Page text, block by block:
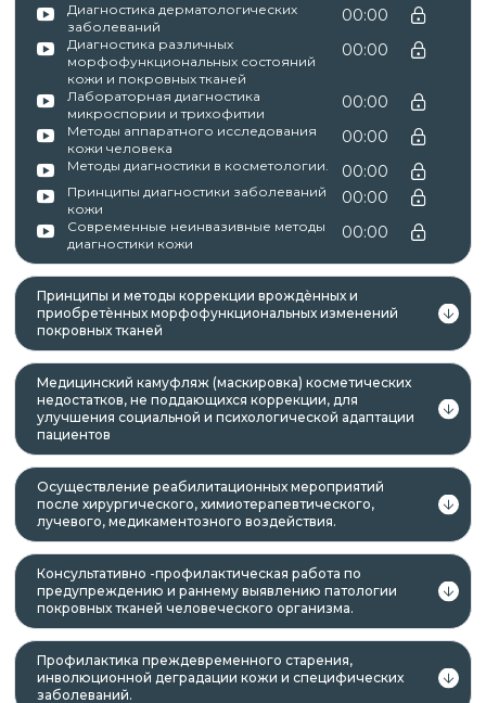
Диагностика дерматологических
заболеваний
00:00
Диагностика различных
морфофункциональных состояний
кожи и покровных тканей
00:00
Лабораторная диагностика
микроспории и трихофитии
00:00
Методы аппаратного исследования
кожи человека
00:00
Методы диагностики в косметологии. 00:00
Принципы диагностики заболеваний
кожи
00:00
Современные неинвазивные методы
диагностики кожи
00:00
Принципы и методы коррекции врождѐнных и
приобретѐнных морфофункциональных изменений
покровных тканей
Медицинский камуфляж (маскировка) косметических
недостатков, не поддающихся коррекции, для
улучшения социальной и психологической адаптации
пациентов
Осуществление реабилитационных мероприятий
после хирургического, химиотерапевтического,
лучевого, медикаментозного воздействия.
Консультативно -профилактическая работа по
предупреждению и раннему выявлению патологии
покровных тканей человеческого организма.
Профилактика преждевременного старения,
инволюционной деградации кожи и специфических
заболеваний.